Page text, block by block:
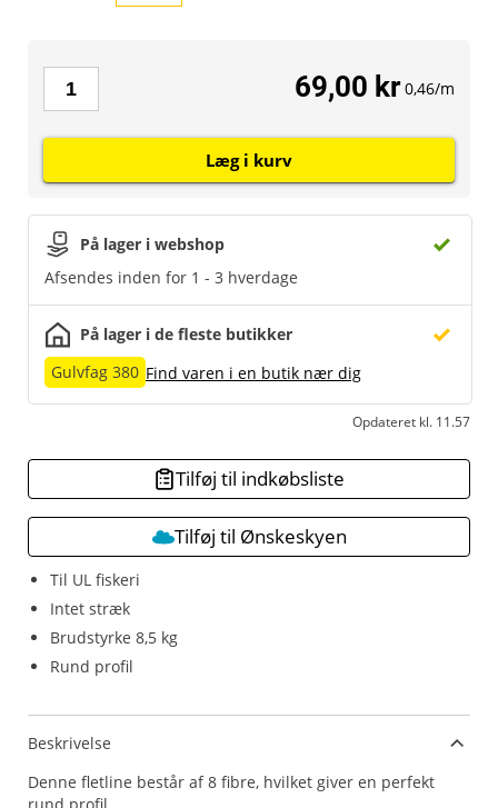
Til UL fiskeri
Intet stræk
Brudstyrke 8,5 kg
Rund profil
På lager i webshop
Afsendes inden for 1 - 3 hverdage
På lager i de fleste butikker
Gulvfag 380 Find varen i en butik nær dig
Opdateret kl. 11.57
69,00 kr 0,46/m
Læg i kurv
Tilføj til indkøbsliste
Tilføj til Ønskeskyen
Beskrivelse
Denne fletline består af 8 fibre, hvilket giver en perfekt